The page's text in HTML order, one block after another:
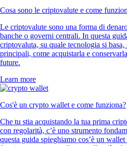
Cosa sono le criptovalute e come
Le criptovalute sono una forma di
banche o governi centrali. In questa
criptovaluta, su quale tecnologia si
principali, come acquistarla e
future.
Learn more
Cos'è un crypto wallet e come funziona?
Che tu stia acquistando la tua prima
con regolarità, c’è uno strumento
questa guida spieghiamo cos’è un